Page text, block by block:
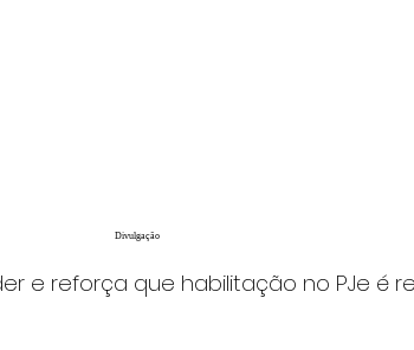
Divulgação
e reforça que habilitação no PJe é